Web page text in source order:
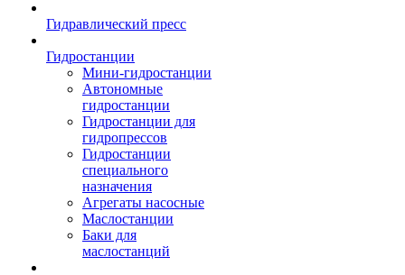
Гидравлический пресс
Гидростанции
Мини-гидростанции
Автономные
гидростанции
Гидростанции для
гидропрессов
Гидростанции
специального
назначения
Агрегаты насосные
Маслостанции
Баки для
маслостанций